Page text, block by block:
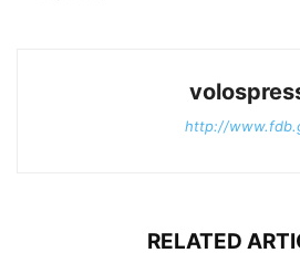
http://
RELATED